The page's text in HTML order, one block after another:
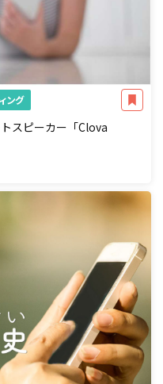
ング
スピーカー「Clova